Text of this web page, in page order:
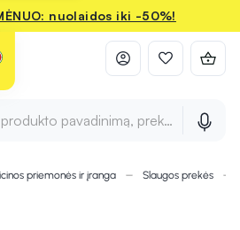
nuolaidos iki -50%!
pavadinimą, prekės ženklą ir
priemonės ir įranga Slaugos prekės